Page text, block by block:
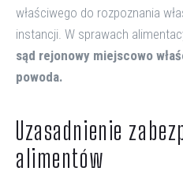
właściwego do rozpoznania
instancji. W sprawach
sąd rejonowy miejscowo
powoda.
Uzasadnienie
alimentów